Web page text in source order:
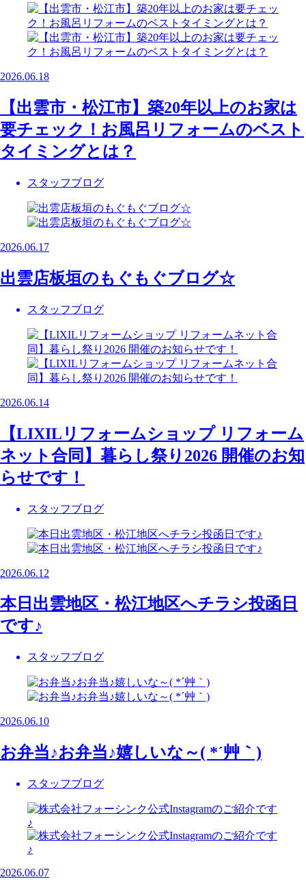
2026.06.18
【出雲市・松江市】築20年以上のお家は
要チェック！お風呂リフォームのベスト
タイミングとは？
スタッフブログ
2026.06.17
出雲店板垣のもぐもぐブログ☆
スタッフブログ
2026.06.14
【LIXILリフォームショップ リフォーム
ネット合同】暮らし祭り2026 開催のお知
らせです！
スタッフブログ
2026.06.12
本日出雲地区・松江地区へチラシ投函日
です♪
スタッフブログ
2026.06.10
お弁当♪お弁当♪嬉しいな～( *´艸｀)
スタッフブログ
2026.06.07